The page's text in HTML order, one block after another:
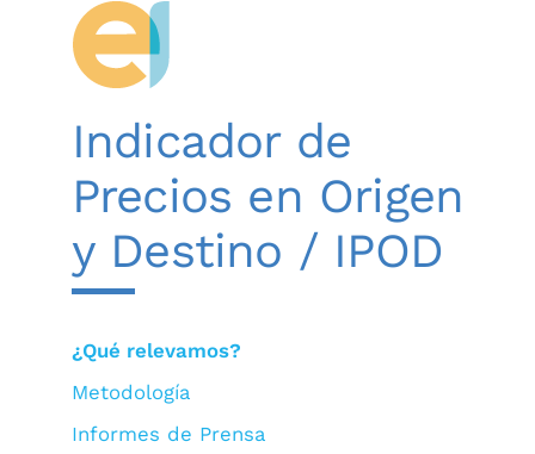
Indicador de
Precios en Origen
y Destino / IPOD
¿Qué relevamos?
Metodología
Informes de Prensa